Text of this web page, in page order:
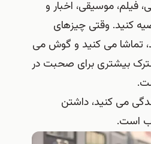
فیلم، موسیقی، اخبار و
کنید. وقتی چیزهای
تماشا می‌ کنید و گوش می‌
بیشتری برای صحبت در
می کنید، داشتن
است.